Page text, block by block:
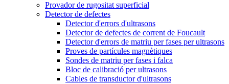
Provador de rugositat superficial
Detector de defectes
Detector d'errors d'ultrasons
Detector de defectes de corrent de Foucault
Detector d'errors de matriu per fases per ultrasons
Proves de partícules magnètiques
Sondes de matriu per fases i falca
Bloc de calibració per ultrasons
Cables de transductor d'ultrasons